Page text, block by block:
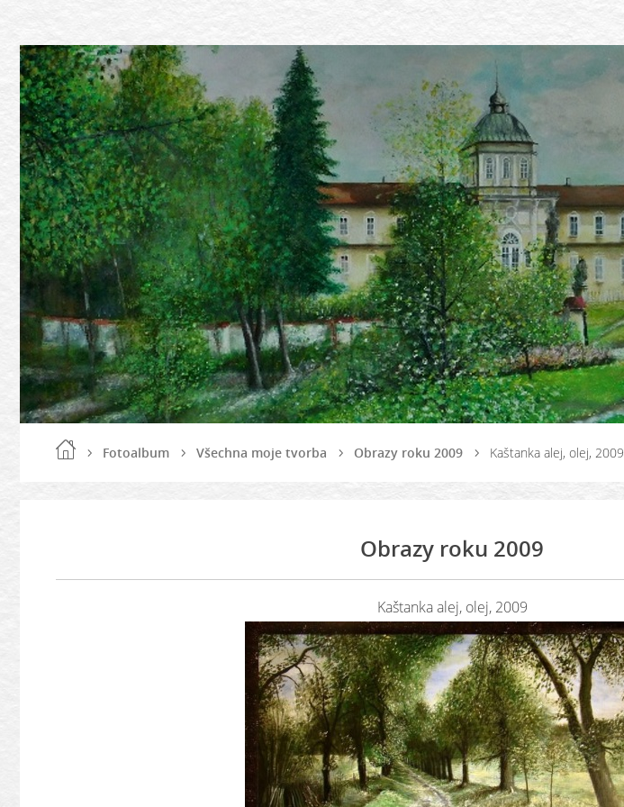
Fotoalbum Všechna moje tvorba Obrazy roku 2009 Kaštanka alej, olej, 2009
Obrazy roku 2009
Kaštanka alej, olej, 2009